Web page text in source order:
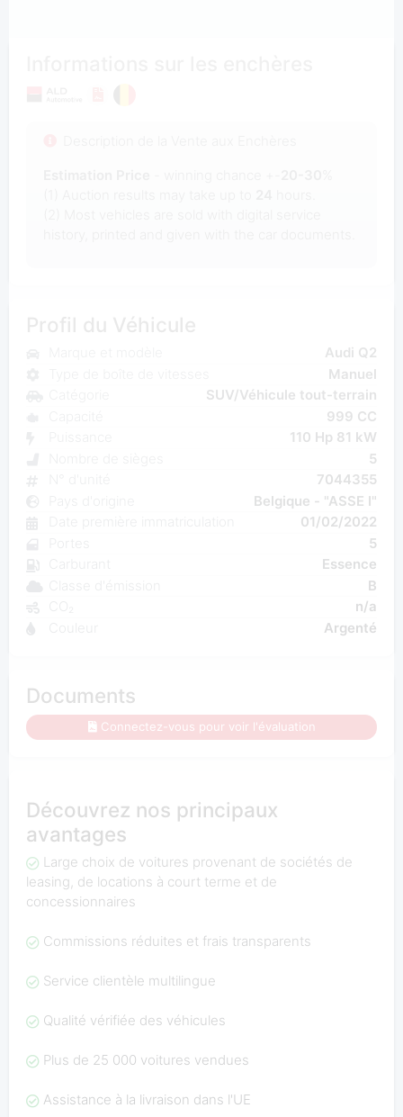
Audi Q2
Manuel
SUV/Véhicule tout-terrain
999 CC
110 Hp 81 kW
5
7044355
Belgique - "ASSE I"
01/02/2022
5
Essence
B
n/a
Argenté
Documents
Connectez-vous pour voir l'évaluation
Découvrez nos principaux
avantages
Large choix de voitures provenant de sociétés de
leasing, de locations à court terme et de
concessionnaires
Commissions réduites et frais transparents
Service clientèle multilingue
Qualité vérifiée des véhicules
Plus de 25 000 voitures vendues
Assistance à la livraison dans l'UE